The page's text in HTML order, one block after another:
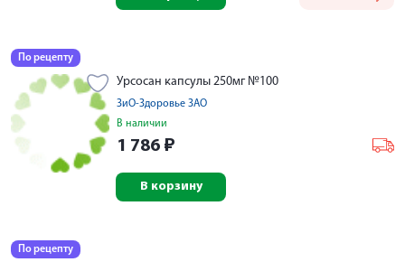
По рецепту
Урсосан капсулы 250мг №100
ЗиО-Здоровье ЗАО
В наличии
1 786 ₽
В корзину
По рецепту